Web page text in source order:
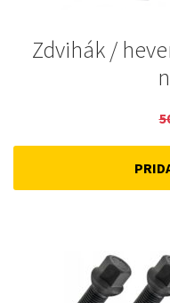
Zdvihák /